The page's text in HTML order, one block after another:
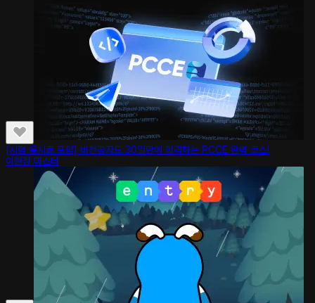
[시험 응시료 포함] 비전공자도 30일만에 합격하는 PCCE 완벽 코스!
이현정 마스터